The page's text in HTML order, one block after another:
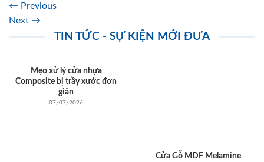
← Previous
Next →
TIN TỨC - SỰ KIỆN MỚI ĐƯA
Mẹo xử lý cửa nhựa
Composite bị trầy xước đơn
giản
07/07/2026
Cửa Gỗ MDF Melamine